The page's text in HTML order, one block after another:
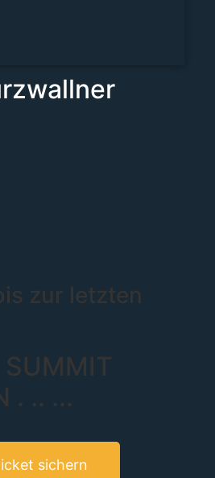
zur letzten
SUMMIT
. .. ...
sichern